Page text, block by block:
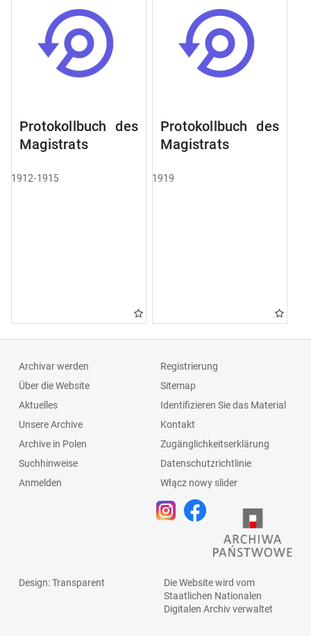
Protokollbuch des
Magistrats
1912-1915
Protokollbuch des
Magistrats
1919
Archivar werden
Über die Website
Aktuelles
Unsere Archive
Archive in Polen
Suchhinweise
Anmelden
Registrierung
Sitemap
Identifizieren Sie das Material
Kontakt
Zugänglichkeitserklärung
Datenschutzrichtlinie
Włącz nowy slider
Design: Transparent
Die Website wird vom
Staatlichen Nationalen
Digitalen Archivverwaltet